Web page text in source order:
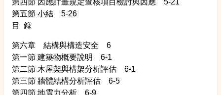
第四節 因應計畫規定查核項目檢討與因應 5-21
第五節 小結 5-26
目 錄
第六章 結構與構造安全 6
第一節 建築物概要說明 6-1
第二節 木屋架與構架分析評估 6-1
第三節 牆體結構分析評估 6-5
第四節 地震力分析 6-9